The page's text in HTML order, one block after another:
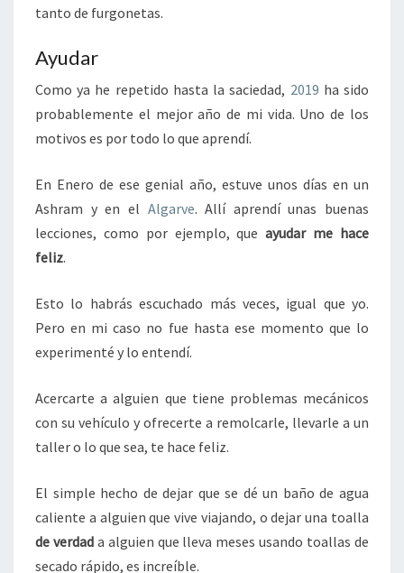
tanto de furgonetas.
Ayudar
Como ya he repetido hasta la saciedad, 2019 ha sido
probablemente el mejor año de mi vida. Uno de los
motivos es por todo lo que aprendí.
En Enero de ese genial año, estuve unos días en un
Ashram y en el Algarve. Allí aprendí unas buenas
lecciones, como por ejemplo, queayudar me hace
feliz.
Esto lo habrás escuchado más veces, igual que yo.
Pero en mi caso no fue hasta ese momento que lo
experimenté y lo entendí.
Acercarte a alguien que tiene problemas mecánicos
con su vehículo y ofrecerte a remolcarle, llevarle a un
taller o lo que sea, te hace feliz.
El simple hecho de dejar que se dé un baño de agua
caliente a alguien que vive viajando, o dejar una toalla
de verdada alguien que lleva meses usando toallas de
secado rápido, es increíble.